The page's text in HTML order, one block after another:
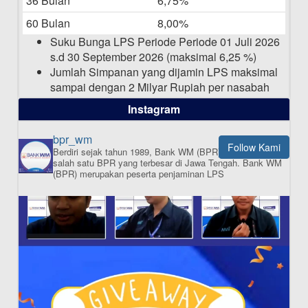
Pengumuman Nama Baru Perusahaan
60 Bulan
8,00%
Suku Bunga LPS Periode Periode 01 Juli 2026
s.d 30 September 2026 (maksimal 6,25 %)
Jumlah Simpanan yang dijamin LPS maksimal
sampai dengan 2 Milyar Rupiah per nasabah
dalam satu bank
ISI APLIKASI SEKARANG
Instagram
Follow Kami
bpr_wm
Berdiri sejak tahun 1989, Bank WM (BPR) merupakan
salah satu BPR yang terbesar di Jawa Tengah.Bank WM
(BPR) merupakan peserta penjaminan LPS